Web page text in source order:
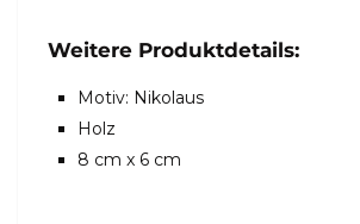
Weitere Produktdetails:
Motiv: Nikolaus
Holz
8 cm x 6 cm